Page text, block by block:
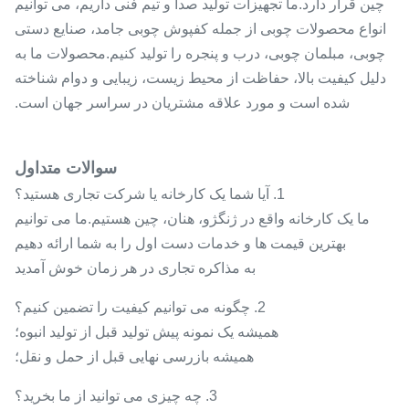
چین قرار دارد.ما تجهیزات تولید صدا و تیم فنی داریم، می توانیم
انواع محصولات چوبی از جمله کفپوش چوبی جامد، صنایع دستی
چوبی، مبلمان چوبی، درب و پنجره را تولید کنیم.محصولات ما به
دلیل کیفیت بالا، حفاظت از محیط زیست، زیبایی و دوام شناخته
شده است و مورد علاقه مشتریان در سراسر جهان است.
سوالات متداول
1. آیا شما یک کارخانه یا شرکت تجاری هستید؟
ما یک کارخانه واقع در ژنگژو، هنان، چین هستیم.ما می توانیم
بهترین قیمت ها و خدمات دست اول را به شما ارائه دهیم
به مذاکره تجاری در هر زمان خوش آمدید
2. چگونه می توانیم کیفیت را تضمین کنیم؟
همیشه یک نمونه پیش تولید قبل از تولید انبوه؛
همیشه بازرسی نهایی قبل از حمل و نقل؛
3. چه چیزی می توانید از ما بخرید؟